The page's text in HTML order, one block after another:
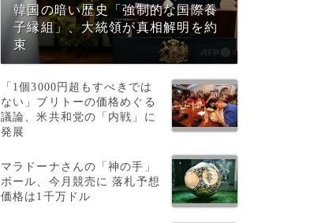
韓国の暗い歴史「強制的な国際養
子縁組」、大統領が真相解明を約
束
「1個3000円超もすべきでは
ない」ブリトーの価格めぐる
議論、米共和党の「内戦」に
発展
マラドーナさんの「神の手」
ボール、今月競売に 落札予想
価格は1千万ドル